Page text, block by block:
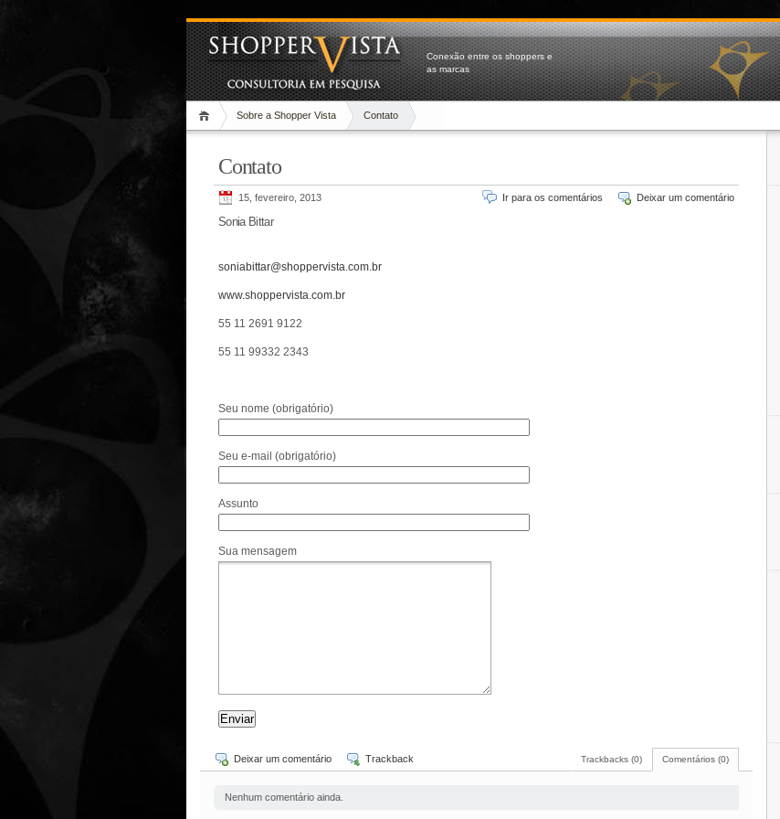
Conexão entre os shoppers e
as marcas
Sobre a Shopper Vista Contato
Contato
15, fevereiro, 2013 Deixar um comentário
Ir para os comentários
Sonia Bittar
soniabittar@shoppervista.com.br
www.shoppervista.com.br
55 11 2691 9122
55 11 99332 2343
Seu nome (obrigatório)
Seu e-mail (obrigatório)
Assunto
Sua mensagem
Comentários (0)
Trackbacks (0)
Deixar um comentário Trackback
Nenhum comentário ainda.